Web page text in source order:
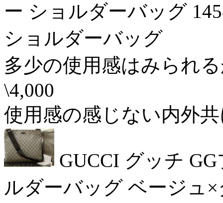
ー ショルダーバッグ
ショルダーバッグ
多少の使用感はみられ
\4,000
使用感の感じない内外
GUCCI グッチ
ルダーバッグ ベージュ